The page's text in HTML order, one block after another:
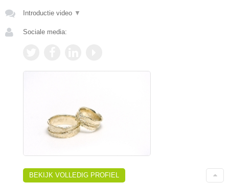
Introductie video ▼
Sociale media:
BEKIJK VOLLEDIG PROFIEL